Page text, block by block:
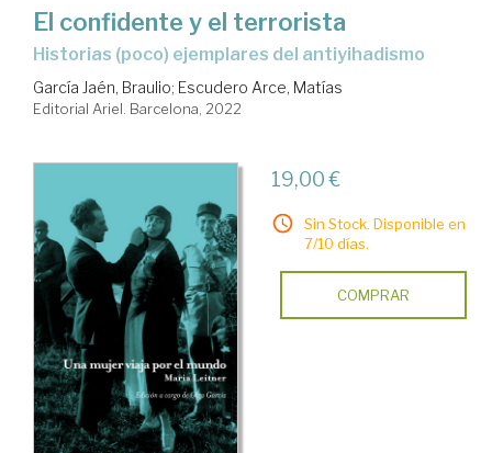
El confidente y el terrorista
historias (poco) ejemplares del antiyihadismo
García Jaén, Braulio; Escudero Arce, Matías
Editorial Ariel. Barcelona, 2022
19,00 €
Sin Stock. Disponible en
7/10 días.
COMPRAR